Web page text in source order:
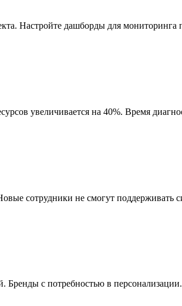
Настройте дашборды для мониторинга
увеличивается на 40%. Время
сотрудники не смогут поддерживать
с потребностью в